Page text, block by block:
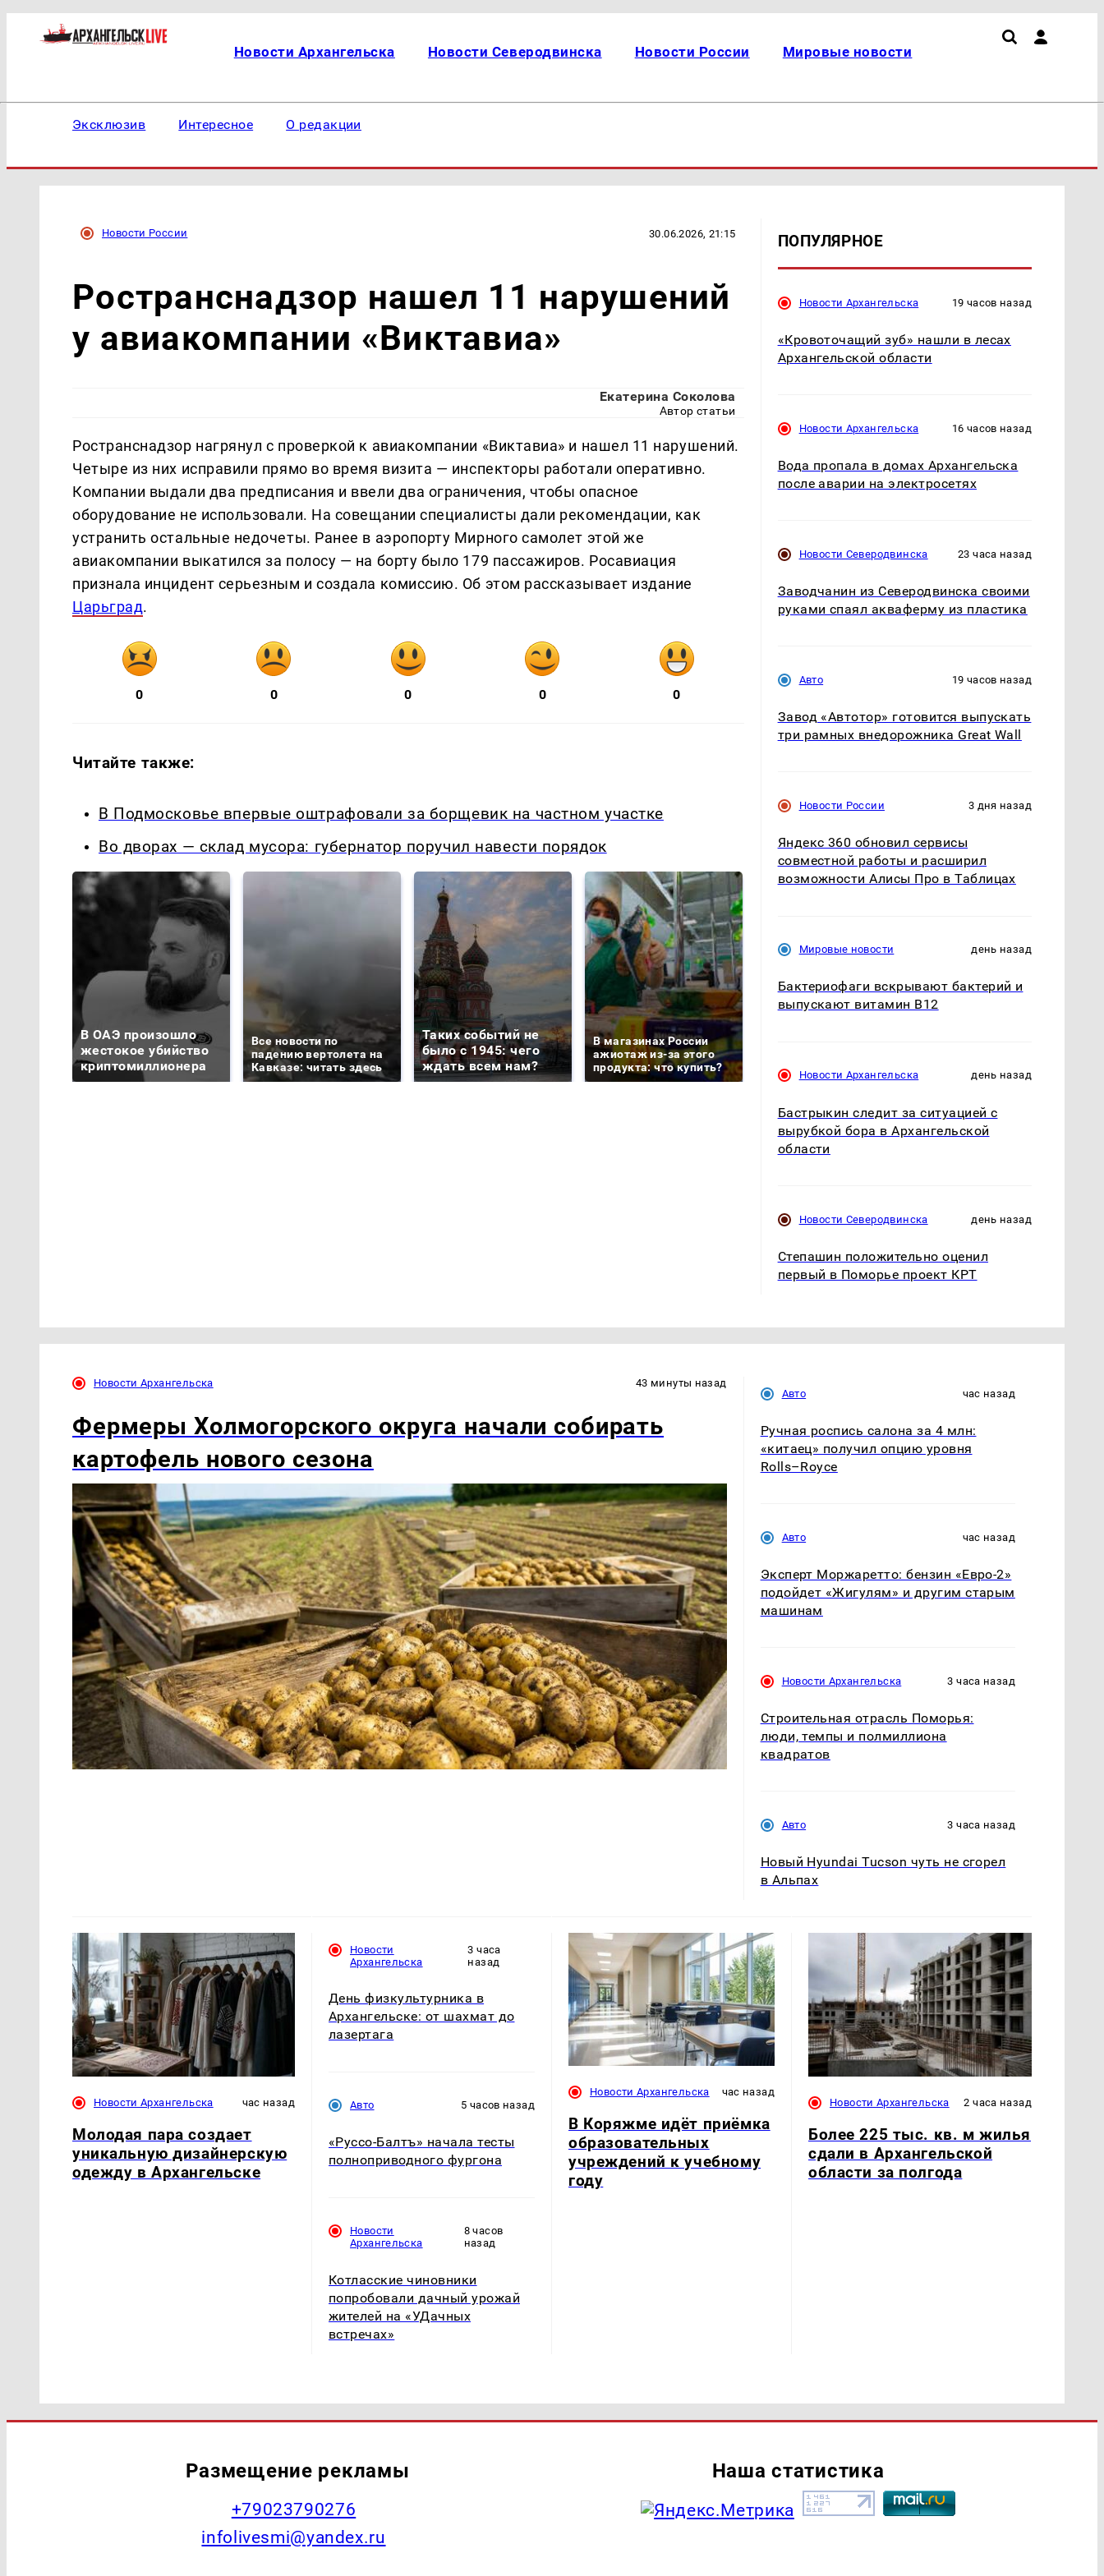
Новости Архангельска Новости Северодвинска Новости России Мировые новости
Эксклюзив Интересное О редакции
Новости России 30.06.2026, 21:15
Ространснадзор нашел 11 нарушений
у авиакомпании «Виктавиа»
Екатерина Соколова
Автор статьи
Ространснадзор нагрянул с проверкой к авиакомпании «Виктавиа» и нашел 11 нарушений.
Четыре из них исправили прямо во время визита — инспекторы работали оперативно.
Компании выдали два предписания и ввели два ограничения, чтобы опасное
оборудование не использовали. На совещании специалисты дали рекомендации, как
устранить остальные недочеты. Ранее в аэропорту Мирного самолет этой же
авиакомпании выкатился за полосу — на борту было 179 пассажиров. Росавиация
признала инцидент серьезным и создала комиссию. Об этом рассказывает издание
Царьград.
0 0 0 0 0
Читайте также:
В Подмосковье впервые оштрафовали за борщевик на частном участке
Во дворах — склад мусора: губернатор поручил навести порядок
В ОАЭ произошло
жестокое убийство
криптомиллионера
Все новости по
падению вертолета на
Кавказе: читать здесь
Таких событий не
было с 1945: чего
ждать всем нам?
В магазинах России
ажиотаж из-за этого
продукта: что купить?
подожгли.
ПОПУЛЯРНОЕ
Новости Архангельска 19 часов назад
«Кровоточащий зуб» нашли в лесах
Архангельской области
Новости Архангельска 16 часов назад
Вода пропала в домах Архангельска
после аварии на электросетях
Новости Северодвинска 23 часа назад
Заводчанин из Северодвинска своими
руками спаял акваферму из пластика
Авто 19 часов назад
Завод «Автотор» готовится выпускать
три рамных внедорожника Great Wall
Новости России 3 дня назад
Яндекс 360 обновил сервисы
совместной работы и расширил
возможности Алисы Про в Таблицах
Мировые новости день назад
Бактериофаги вскрывают бактерий и
выпускают витамин B12
Новости Архангельска день назад
Бастрыкин следит за ситуацией с
вырубкой бора в Архангельской
области
Новости Северодвинска день назад
Степашин положительно оценил
первый в Поморье проект КРТ
Новости Архангельска 43 минуты назад
Фермеры Холмогорского округа начали собирать
картофель нового сезона
Авто час назад
Ручная роспись салона за 4 млн:
«китаец» получил опцию уровня
Rolls–Royce
Авто час назад
Эксперт Моржаретто: бензин «Евро-2»
подойдет «Жигулям» и другим старым
машинам
Новости Архангельска 3 часа назад
Строительная отрасль Поморья:
люди, темпы и полмиллиона
квадратов
Авто 3 часа назад
Новый Hyundai Tucson чуть не сгорел
в Альпах
Новости Архангельска час назад
Молодая пара создает
уникальную дизайнерскую
одежду в Архангельске
Новости
Архангельска
3 часа
назад
День физкультурника в
Архангельске: от шахмат до
лазертага
Авто 5 часов назад
«Руссо-Балтъ» начала тесты
полноприводного фургона
Новости
Архангельска
8 часов
назад
Котласские чиновники
попробовали дачный урожай
жителей на «УДачных
встречах»
Новости Архангельска час назад
В Коряжме идёт приёмка
образовательных
учреждений к учебному
году
Новости Архангельска 2 часа назад
Более 225 тыс. кв. м жилья
сдали в Архангельской
области за полгода
Размещение рекламы
+79023790276
infolivesmi@yandex.ru
Наша статистика